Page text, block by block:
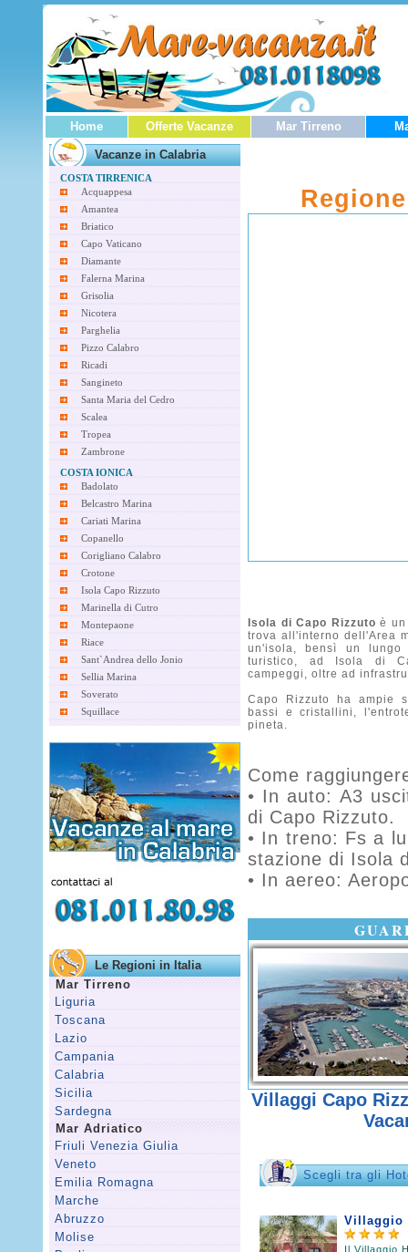
Home Offerte Vacanze Mar Tirreno
Vacanze in Calabria
COSTA TIRRENICA
Acquappesa
Amantea
Briatico
Capo Vaticano
Diamante
Falerna Marina
Grisolia
Nicotera
Parghelia
Pizzo Calabro
Ricadi
Sangineto
Santa Maria del Cedro
Scalea
Tropea
Zambrone
COSTA IONICA
Badolato
Belcastro Marina
Cariati Marina
Copanello
Corigliano Calabro
Crotone
Isola Capo Rizzuto
Marinella di Cutro
Montepaone
Riace
Sant`Andrea dello Jonio
Sellia Marina
Soverato
Squillace
Le Regioni in Italia
Mar Tirreno
Liguria
Toscana
Lazio
Campania
Calabria
Sicilia
Sardegna
Mar Adriatico
Friuli Venezia Giulia
Veneto
Emilia Romagna
Marche
Abruzzo
Molise
Isola di Capo Rizzuto è
trova all'interno dell'Area
un'isola, bensì un lungo
turistico, ad Isola di
campeggi, oltre ad
Capo Rizzuto ha ampie
bassi e cristallini,
pineta.
Come
• In auto: A3
di Capo Rizzuto.
• In treno: Fs a
stazione di Isola
• In aereo:
Villaggi Capo
Scegli tra gli
Villaggio
Il Villaggio